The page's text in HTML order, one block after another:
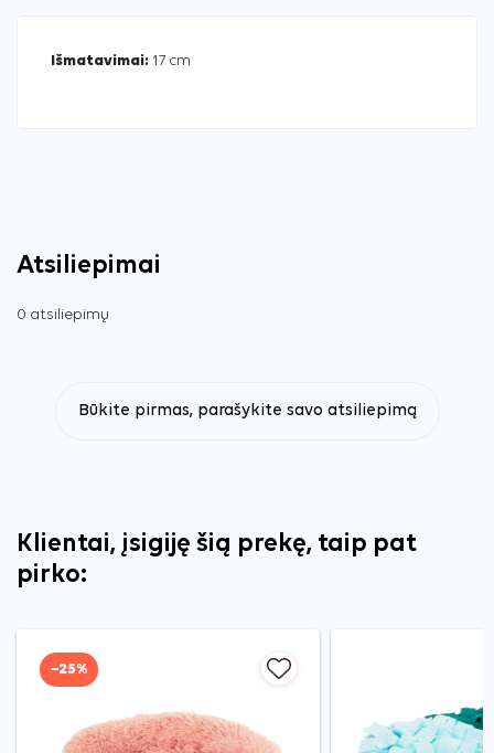
Išmatavimai: 17 cm
Atsiliepimai
0 atsiliepimų
Būkite pirmas, parašykite savo atsiliepimą
Klientai, įsigiję šią prekę, taip pat
pirko:
−25%